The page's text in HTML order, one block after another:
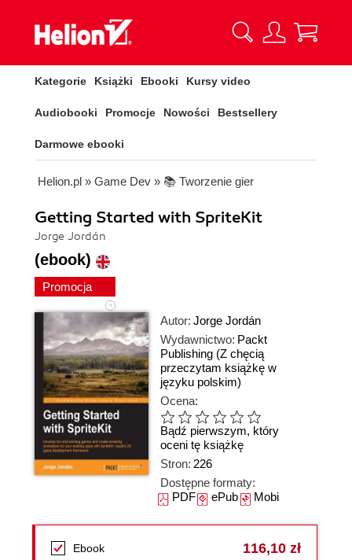
Kategorie Książki Ebooki Kursy video
Audiobooki Promocje Nowości Bestsellery
Darmowe ebooki
Helion.pl » Game Dev » 📚 Tworzenie gier
Getting Started with SpriteKit
Jorge Jordán
(ebook)
Promocja
Autor: Jorge Jordán
Wydawnictwo: Packt
Publishing (Z chęcią
przeczytam książkę w
języku polskim)
Ocena:
Bądź pierwszym, który
oceni tę książkę
Stron: 226
Dostępne formaty:
PDFePubMobi
Ebook 116,10 zł